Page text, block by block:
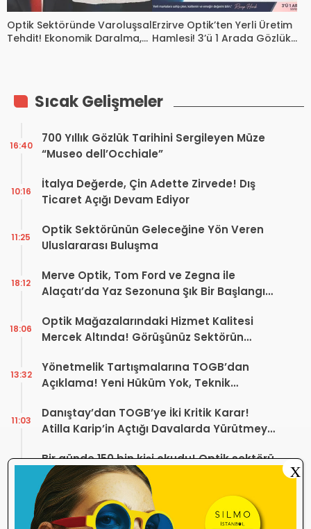
Optik Sektöründe Varoluşsal
Tehdit! Ekonomik Daralma,
Erzirve Optik’ten Yerli Üretim
Hamlesi! 3’ü 1 Arada Gözlük
Sıcak Gelişmeler
700 Yıllık Gözlük Tarihini Sergileyen Müze
“Museo dell’Occhiale”
16:40
İtalya Değerde, Çin Adette Zirvede! Dış
Ticaret Açığı Devam Ediyor
10:16
Optik Sektörünün Geleceğine Yön Veren
Uluslararası Buluşma
11:25
Merve Optik, Tom Ford ve Zegna ile
Alaçatı’da Yaz Sezonuna Şık Bir Başlangıç ​​
18:12
Optik Mağazalarındaki Hizmet Kalitesi
Mercek Altında! Görüşünüz Sektörün
18:06
Yönetmelik Tartışmalarına TOGB’dan
Açıklama! Yeni Hüküm Yok, Teknik
13:32
Danıştay’dan TOGB’ye İki Kritik Karar!
Atilla Karip’in Açtığı Davalarda Yürütmeyi
11:03
Bir günde 150 bin kişi okudu! Optik sektörü
neden konuşuyor?
13:16
Sosyal Medya Bu Soruyu Soruyor! Göz
Sağlığında Çifte Standart mı Var?
X